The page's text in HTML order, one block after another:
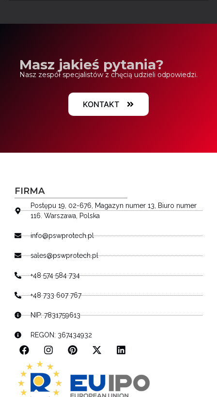
Masz jakieś pytania?
Nasz zespół specjalistów z chęcią udzieli odpowiedzi.
KONTAKT
FIRMA
Postępu 19, 02-676, Magazyn numer 13, Biuro numer
116. Warszawa, Polska
info@pswprotech.pl
sales@pswprotech.pl
+48 574 584 734
+48 733 607 767
NIP: 7831759613
REGON: 367434932